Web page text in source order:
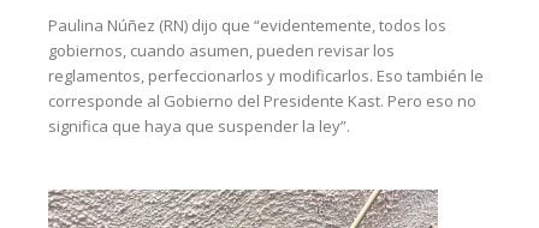
Paulina Núñez (RN) dijo que “evidentemente, todos los
gobiernos, cuando asumen, pueden revisar los
reglamentos, perfeccionarlos y modificarlos. Eso también le
corresponde al Gobierno del Presidente Kast. Pero eso no
significa que haya que suspender la ley”.